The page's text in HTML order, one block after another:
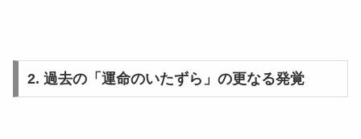
2. 過去の「運命のいたずら」の更なる発覚